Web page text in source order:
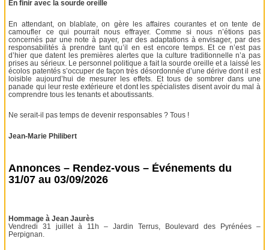
En finir avec la sourde oreille
En attendant, on blablate, on gère les affaires courantes et on tente de
camoufler ce qui pourrait nous effrayer. Comme si nous n’étions pas
concernés par une note à payer, par des adaptations à envisager, par des
responsabilités à prendre tant qu’il en est encore temps. Et ce n’est pas
d’hier que datent les premières alertes que la culture traditionnelle n’a pas
prises au sérieux. Le personnel politique a fait la sourde oreille et a laissé les
écolos patentés s’occuper de façon très désordonnée d’une dérive dont il est
loisible aujourd’hui de mesurer les effets. Et tous de sombrer dans une
panade qui leur reste extérieure et dont les spécialistes disent avoir du mal à
comprendre tous les tenants et aboutissants.
Ne serait-il pas temps de devenir responsables ? Tous !
Jean-Marie Philibert
Annonces – Rendez-vous – Événements du
31/07 au 03/09/2026
Hommage à Jean Jaurès
Vendredi 31 juillet à 11h – Jardin Terrus, Boulevard des Pyrénées –
Perpignan.